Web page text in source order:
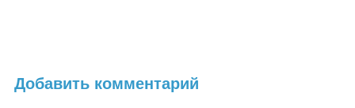
Добавить комментарий